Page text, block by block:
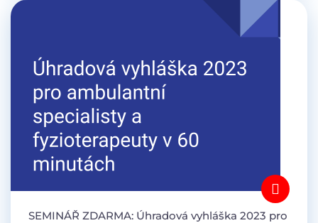
SEMINÁŘ ZDARMA: Úhradová vyhláška 2023 pro